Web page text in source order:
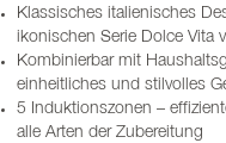
Klassisches italienisches
ikonischen Serie Dolce Vita
Kombinierbar mit
einheitliches und stilvolles
5 Induktionszonen –
alle Arten der Zubereitung